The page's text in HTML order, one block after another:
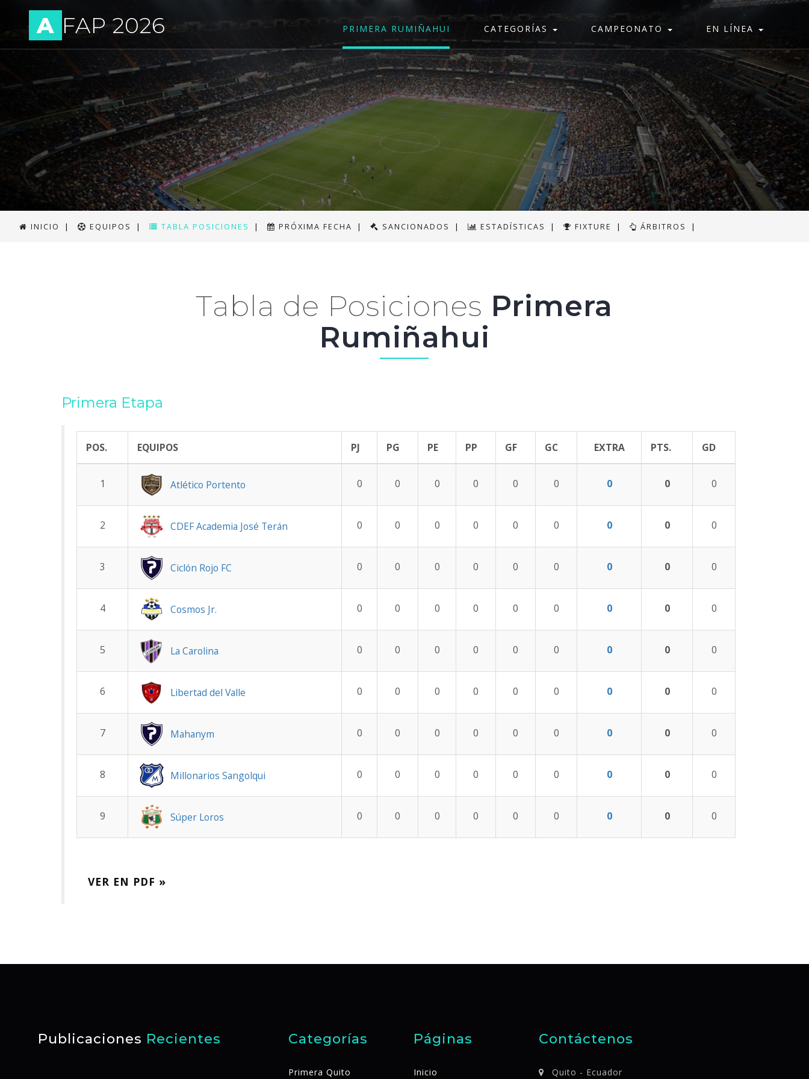
A FAP 2026 PRIMERA RUMIÑAHUI CATEGORÍAS CAMPEONATO EN LÍNEA
INICIO | EQUIPOS | TABLA POSICIONES | PRÓXIMA FECHA | SANCIONADOS | ESTADÍSTICAS | FIXTURE | ÁRBITROS |
Tabla de Posiciones Primera
Rumiñahui
Primera Etapa
POS. EQUIPOS PJ PG PE PP GF GC EXTRA PTS. GD
1 Atlético Portento 0 0 0 0 0 0 0 0 0
2 CDEF Academia José Terán 0 0 0 0 0 0 0 0 0
3 Ciclón Rojo FC 0 0 0 0 0 0 0 0 0
4 Cosmos Jr. 0 0 0 0 0 0 0 0 0
5 La Carolina 0 0 0 0 0 0 0 0 0
6 Libertad del Valle 0 0 0 0 0 0 0 0 0
7 Mahanym 0 0 0 0 0 0 0 0 0
8 Millonarios Sangolqui 0 0 0 0 0 0 0 0 0
9 Súper Loros 0 0 0 0 0 0 0 0 0
VER EN PDF »
Publicaciones Recientes Categorías
Primera Quito
Páginas
Inicio
Contáctenos
Quito - Ecuador